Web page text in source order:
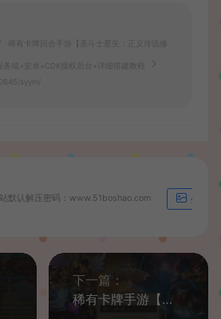
稀有卡牌回合手游【圣斗士星矢：正义传说修
务端+安卓+CDK授权后台+详细搭建教程
syym/
默认解压密码：www.51boshao.com 生成海
下一篇：
稀有卡牌手游【盗梦英雄】最新整理WIN系特色服务端+安卓苹果双端+GM后台+详细搭建教程